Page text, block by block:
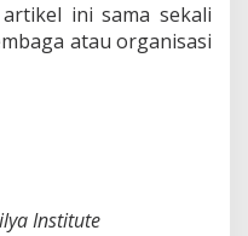
ini sama sekali
atau organisasi
Institute